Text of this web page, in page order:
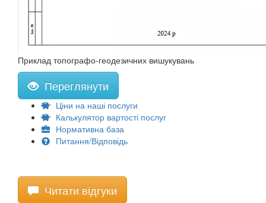
Приклад топографо-геодезичних вишукувань
Переглянути
Ціни на наші послуги
Калькулятор вартості послуг
Нормативна база
Питання/Відповідь
Читати відгуки